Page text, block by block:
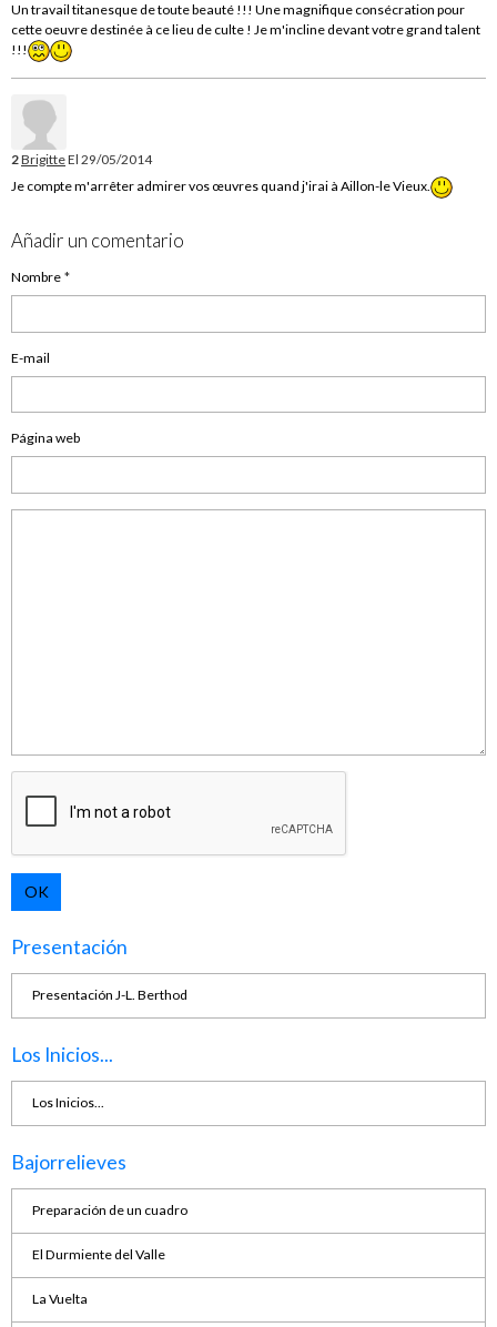
Un travail titanesque de toute beauté !!! Une magnifique consécration pour
cette oeuvre destinée à ce lieu de culte ! Je m'incline devant votre grand talent
!!!
2BrigitteEl 29/05/2014
Je compte m'arrêter admirer vos œuvres quand j'irai à Aillon-le Vieux.
Añadir un comentario
Nombre
E-mail
Página web
OK
Presentación
Presentación J-L. Berthod
Los Inicios...
Los Inicios...
Bajorrelieves
Preparación de un cuadro
El Durmiente del Valle
La Vuelta